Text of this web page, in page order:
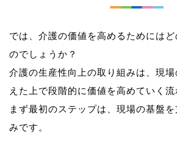
では、介護の価値を高めるためには
のでしょうか？
介護の生産性向上の取り組みは、現
えた上で段階的に価値を高めていく流
まず最初のステップは、現場の基盤